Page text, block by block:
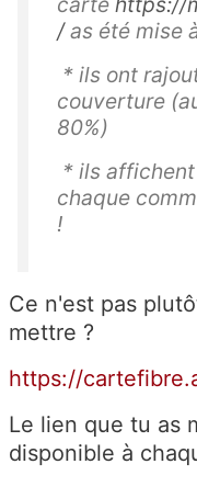
/as été mise
* ils ont
couverture
80%)
* ils
chaque
!
Ce n'est pas
mettre ?
https://
Le lien que tu as
disponible à